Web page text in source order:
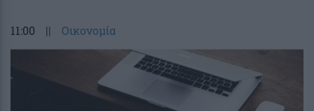
11:00 || Οικονομία